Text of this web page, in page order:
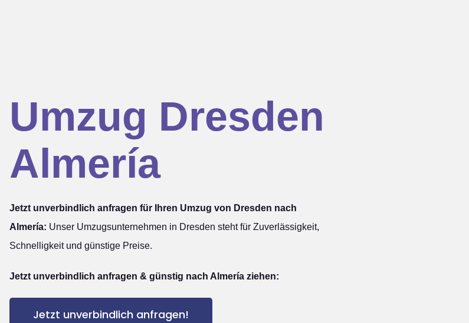
Umzug Dresden
Almería
Jetzt unverbindlich anfragen für Ihren Umzug von Dresden nach
Almería: Unser Umzugsunternehmen in Dresden steht für Zuverlässigkeit,
Schnelligkeit und günstige Preise.
Jetzt unverbindlich anfragen & günstig nach Almería ziehen:
Jetzt unverbindlich anfragen!